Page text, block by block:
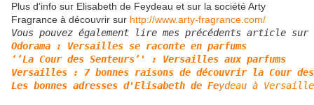
Plus d’info sur Elisabeth de Feydeau et sur la société Arty
Fragrance à découvrir sur http://www.arty-fragrance.com/
Vous pouvez également lire mes précédents article
Odorama : Versailles se raconte en parfums
‘’La Cour des Senteurs’' : Versailles aux parfums
Versailles : 7 bonnes raisons de découvrir la Cour
Les bonnes adresses d'Elisabeth de Feydeau à Versail